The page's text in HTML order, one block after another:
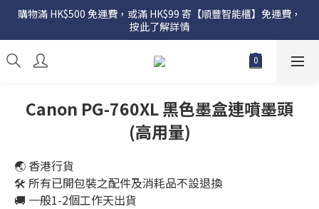
購物滿 HK$500 免運費，或滿 HK$99 寄【順豐智能櫃】免運費，
按此了解詳情
Canon PG-760XL 黑色墨盒連噴墨頭
(高用量)
🌏 香港行貨
🛠️ 所有已開包裝之配件及消耗品不設退換
🚚 一般1-2個工作天出貨